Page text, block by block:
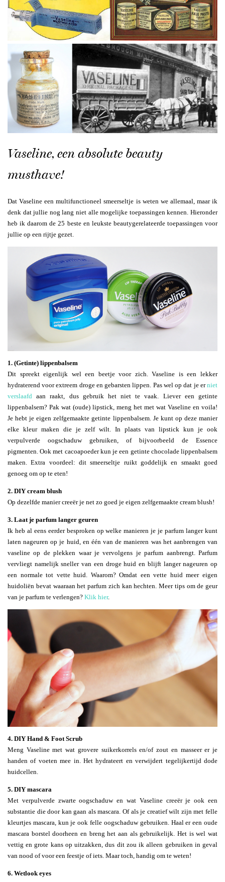
Vaseline, een absolute beauty
musthave!
Dat Vaseline een multifunctioneel smeerseltje is weten we allemaal, maar ik
denk dat jullie nog lang niet alle mogelijke toepassingen kennen. Hieronder
heb ik daarom de 25 beste en leukste beautygerelateerde toepassingen voor
jullie op een rijtje gezet.
1. (Getinte) lippenbalsem
Dit spreekt eigenlijk wel een beetje voor zich. Vaseline is een lekker
hydraterend voor extreem droge en gebarsten lippen. Pas wel op dat je erniet
verslaafd aan raakt, dus gebruik het niet te vaak. Liever een getinte
lippenbalsem? Pak wat (oude) lipstick, meng het met wat Vaseline en voila!
Je hebt je eigen zelfgemaakte getinte lippenbalsem. Je kunt op deze manier
elke kleur maken die je zelf wilt. In plaats van lipstick kun je ook
verpulverde oogschaduw gebruiken, of bijvoorbeeld de Essence
pigmenten. Ook met cacoapoeder kun je een getinte chocolade lippenbalsem
maken. Extra voordeel: dit smeerseltje ruikt goddelijk en smaakt goed
genoeg om op te eten!
2. DIY cream blush
Op dezelfde manier creeër je net zo goed je eigen zelfgemaakte cream blush!
3. Laat je parfum langer geuren
Ik heb al eens eerder besproken op welke manieren je je parfum langer kunt
laten nageuren op je huid, en één van de manieren was het aanbrengen van
vaseline op de plekken waar je vervolgens je parfum aanbrengt. Parfum
vervliegt namelijk sneller van een droge huid en blijft langer nageuren op
een normale tot vette huid. Waarom? Omdat een vette huid meer eigen
huidoliën bevat waaraan het parfum zich kan hechten. Meer tips om de geur
van je parfum te verlengen? Klik hier.
4. DIY Hand & Foot Scrub
Meng Vaseline met wat grovere suikerkorrels en/of zout en masseer er je
handen of voeten mee in. Het hydrateert en verwijdert tegelijkertijd dode
huidcellen.
5. DIY mascara
Met verpulverde zwarte oogschaduw en wat Vaseline creeër je ook een
substantie die door kan gaan als mascara. Of als je creatief wilt zijn met felle
kleurtjes mascara, kun je ook felle oogschaduw gebruiken. Haal er een oude
mascara borstel doorheen en breng het aan als gebruikelijk. Het is wel wat
vettig en grote kans op uitzakken, dus dit zou ik alleen gebruiken in geval
van nood of voor een feestje of iets. Maar toch, handig om te weten!
6. Wetlook eyes